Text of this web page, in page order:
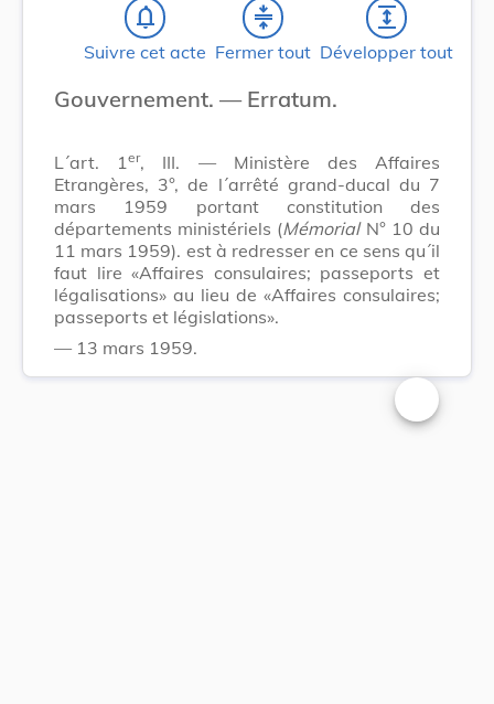
notifications_none
Suivre cet acte
compress
Fermer tout
expand
Développer tout
Gouvernement. — Erratum.
L´art. 1er, III. — Ministère des Affaires
Etrangères, 3°, de l´arrêté grand-ducal du 7
mars 1959 portant constitution des
départements ministériels (MémorialN° 10 du
11 mars 1959). est à redresser en ce sens qu´il
faut lire «Affaires consulaires; passeports et
légalisations» au lieu de «Affaires consulaires;
passeports et législations».
— 13 mars 1959.
Changer la